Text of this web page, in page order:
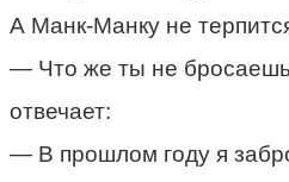
А Манк-Манку не
— Что же ты не
отвечает:
— В прошлом году я